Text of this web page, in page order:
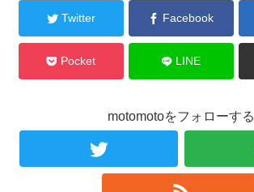
Twitter Facebook
Pocket LINE
motomotoをフォローする